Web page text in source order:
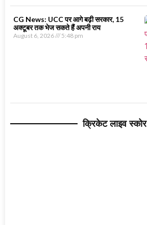
CG News: UCC पर आगे बढ़ी सरकार, 15
अक्टूबर तक भेज सकते हैं अपनी राय
August 6, 2026 5:48 pm
क्रिकेट लाइव स्कोर